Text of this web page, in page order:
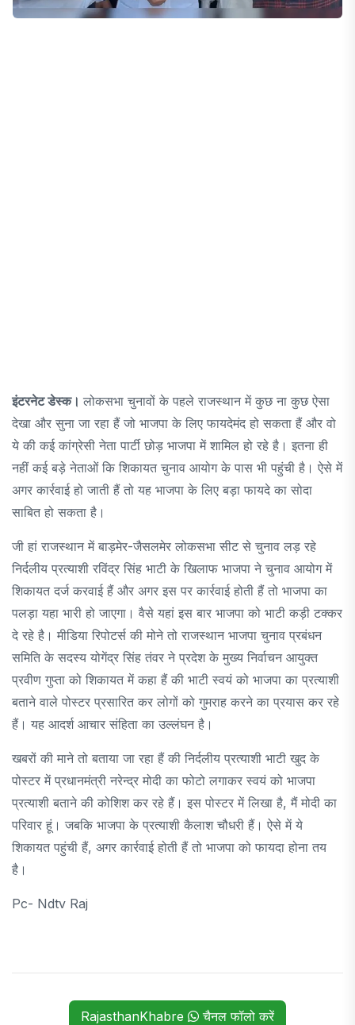
इंटरनेट डेस्क। लोकसभा चुनावों के पहले राजस्थान में कुछ ना कुछ ऐसा
देखा और सुना जा रहा हैं जो भाजपा के लिए फायदेमंद हो सकता हैं और वो
ये की कई कांग्रेसी नेता पार्टी छोड़ भाजपा में शामिल हो रहे है। इतना ही
नहीं कई बड़े नेताओं कि शिकायत चुनाव आयोग के पास भी पहुंची है। ऐसे में
अगर कार्रवाई हो जाती हैं तो यह भाजपा के लिए बड़ा फायदे का सोदा
साबित हो सकता है।
जी हां राजस्थान में बाड़मेर-जैसलमेर लोकसभा सीट से चुनाव लड़ रहे
निर्दलीय प्रत्याशी रविंद्र सिंह भाटी के खिलाफ भाजपा ने चुनाव आयोग में
शिकायत दर्ज करवाई हैं और अगर इस पर कार्रवाई होती हैं तो भाजपा का
पलड़ा यहा भारी हो जाएगा। वैसे यहां इस बार भाजपा को भाटी कड़ी टक्कर
दे रहे है। मीडिया रिपोटर्स की मोने तो राजस्थान भाजपा चुनाव प्रबंधन
समिति के सदस्य योगेंद्र सिंह तंवर ने प्रदेश के मुख्य निर्वाचन आयुक्त
प्रवीण गुप्ता को शिकायत में कहा हैं की भाटी स्वयं को भाजपा का प्रत्याशी
बताने वाले पोस्टर प्रसारित कर लोगों को गुमराह करने का प्रयास कर रहे
हैं। यह आदर्श आचार संहिता का उल्लंघन है।
खबरों की माने तो बताया जा रहा हैं की निर्दलीय प्रत्याशी भाटी खुद के
पोस्टर में प्रधानमंत्री नरेन्द्र मोदी का फोटो लगाकर स्वयं को भाजपा
प्रत्याशी बताने की कोशिश कर रहे हैं। इस पोस्टर में लिखा है, मैं मोदी का
परिवार हूं। जबकि भाजपा के प्रत्याशी कैलाश चौधरी हैं। ऐसे में ये
शिकायत पहुंची हैं, अगर कार्रवाई होती हैं तो भाजपा को फायदा होना तय
है।
Pc- Ndtv Raj
RajasthanKhabre चैनल फॉलो करें